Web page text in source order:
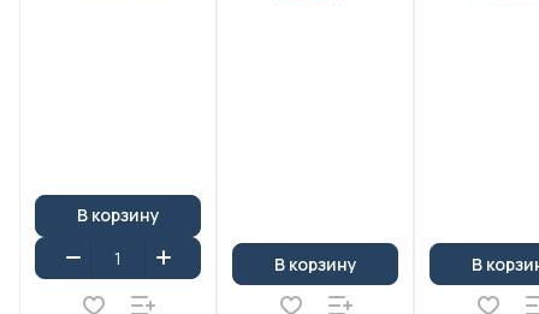
В корзину
В корзину В